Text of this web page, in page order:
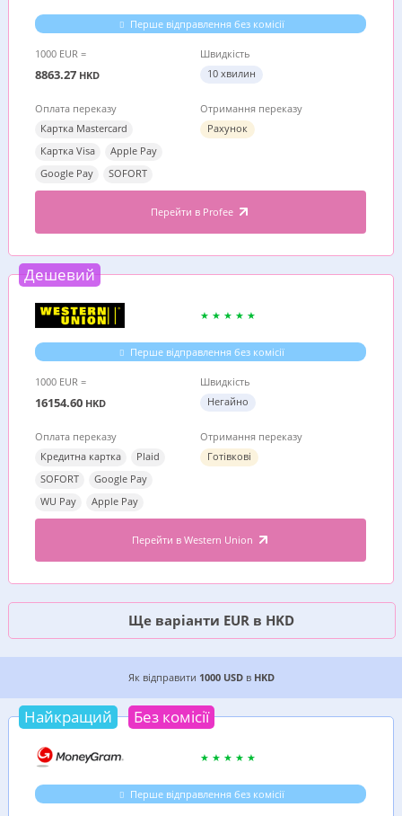
Перше відправлення без комісії
1000 EUR =
8863.27 HKD
Швидкість
10 хвилин
Оплата переказу
Картка Mastercard
Картка Visa
Apple Pay
Google Pay
SOFORT
Отримання переказу
Рахунок
Перейти в Profee
Дешевий
Перше відправлення без комісії
1000 EUR =
16154.60 HKD
Швидкість
Негайно
Оплата переказу
Кредитна картка
Plaid
SOFORT
Google Pay
WU Pay
Apple Pay
Отримання переказу
Готівкові
Перейти в Western Union
Ще варіанти EUR в HKD
6 ДЕШЕВИХ ВАРІАНТІВ, ДЕ ВИГІДНІШЕ
Як відправити 1000 USDв HKD
Найкращий Без комісії
Перше відправлення без комісії